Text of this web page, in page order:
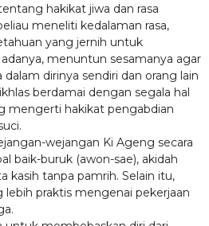
hakikat jiwa dan rasa
meneliti kedalaman rasa,
yang jernih untuk
menuntun sesamanya agar
dirinya sendiri dan orang lain
berdamai dengan segala hal
mengerti hakikat pengabdian
wejangan Ki Ageng secara
baik-buruk (awon-sae), akidah
kasih tanpa pamrih. Selain itu,
lebih praktis mengenai pekerjaan